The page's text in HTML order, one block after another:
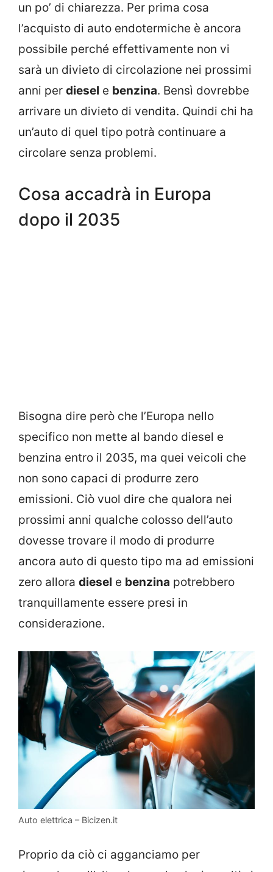
un po’ di chiarezza. Per prima cosa
l’acquisto di auto endotermiche è ancora
possibile perché effettivamente non vi
sarà un divieto di circolazione nei prossimi
anni per diesel e benzina. Bensì dovrebbe
arrivare un divieto di vendita. Quindi chi ha
un’auto di quel tipo potrà continuare a
circolare senza problemi.
Cosa accadrà in Europa
dopo il 2035
Bisogna dire però che l’Europa nello
specifico non mette al bando diesel e
benzina entro il 2035, ma quei veicoli che
non sono capaci di produrre zero
emissioni. Ciò vuol dire che qualora nei
prossimi anni qualche colosso dell’auto
dovesse trovare il modo di produrre
ancora auto di questo tipo ma ad emissioni
zero allora diesel e benzina potrebbero
tranquillamente essere presi in
considerazione.
Auto elettrica – Bicizen.it
Proprio da ciò ci agganciamo per